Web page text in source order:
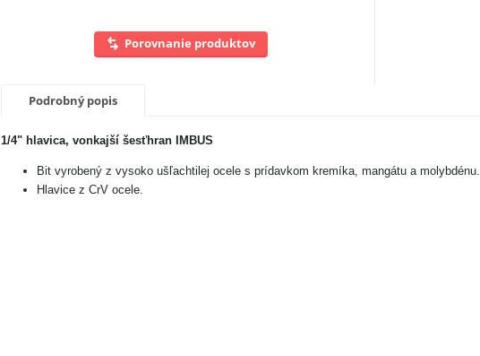
Porovnanie produktov
Podrobný popis
1/4" hlavica, vonkajší šesťhran IMBUS
Bit vyrobený z vysoko ušľachtilej ocele s prídavkom kremíka, mangátu a molybdénu.
Hlavice z CrV ocele.